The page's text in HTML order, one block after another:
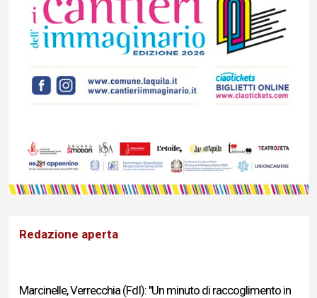
Redazione aperta
Marcinelle, Verrecchia (FdI): "Un minuto di raccoglimento in